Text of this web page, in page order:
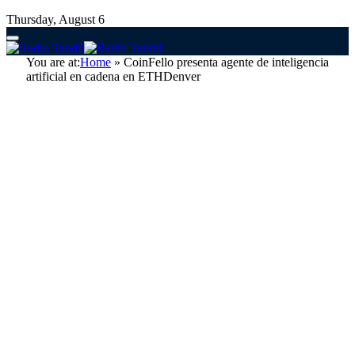
Thursday, August 6
You are at:Home » CoinFello presenta agente de inteligencia
artificial en cadena en ETHDenver